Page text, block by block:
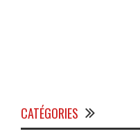
CATÉGORIES